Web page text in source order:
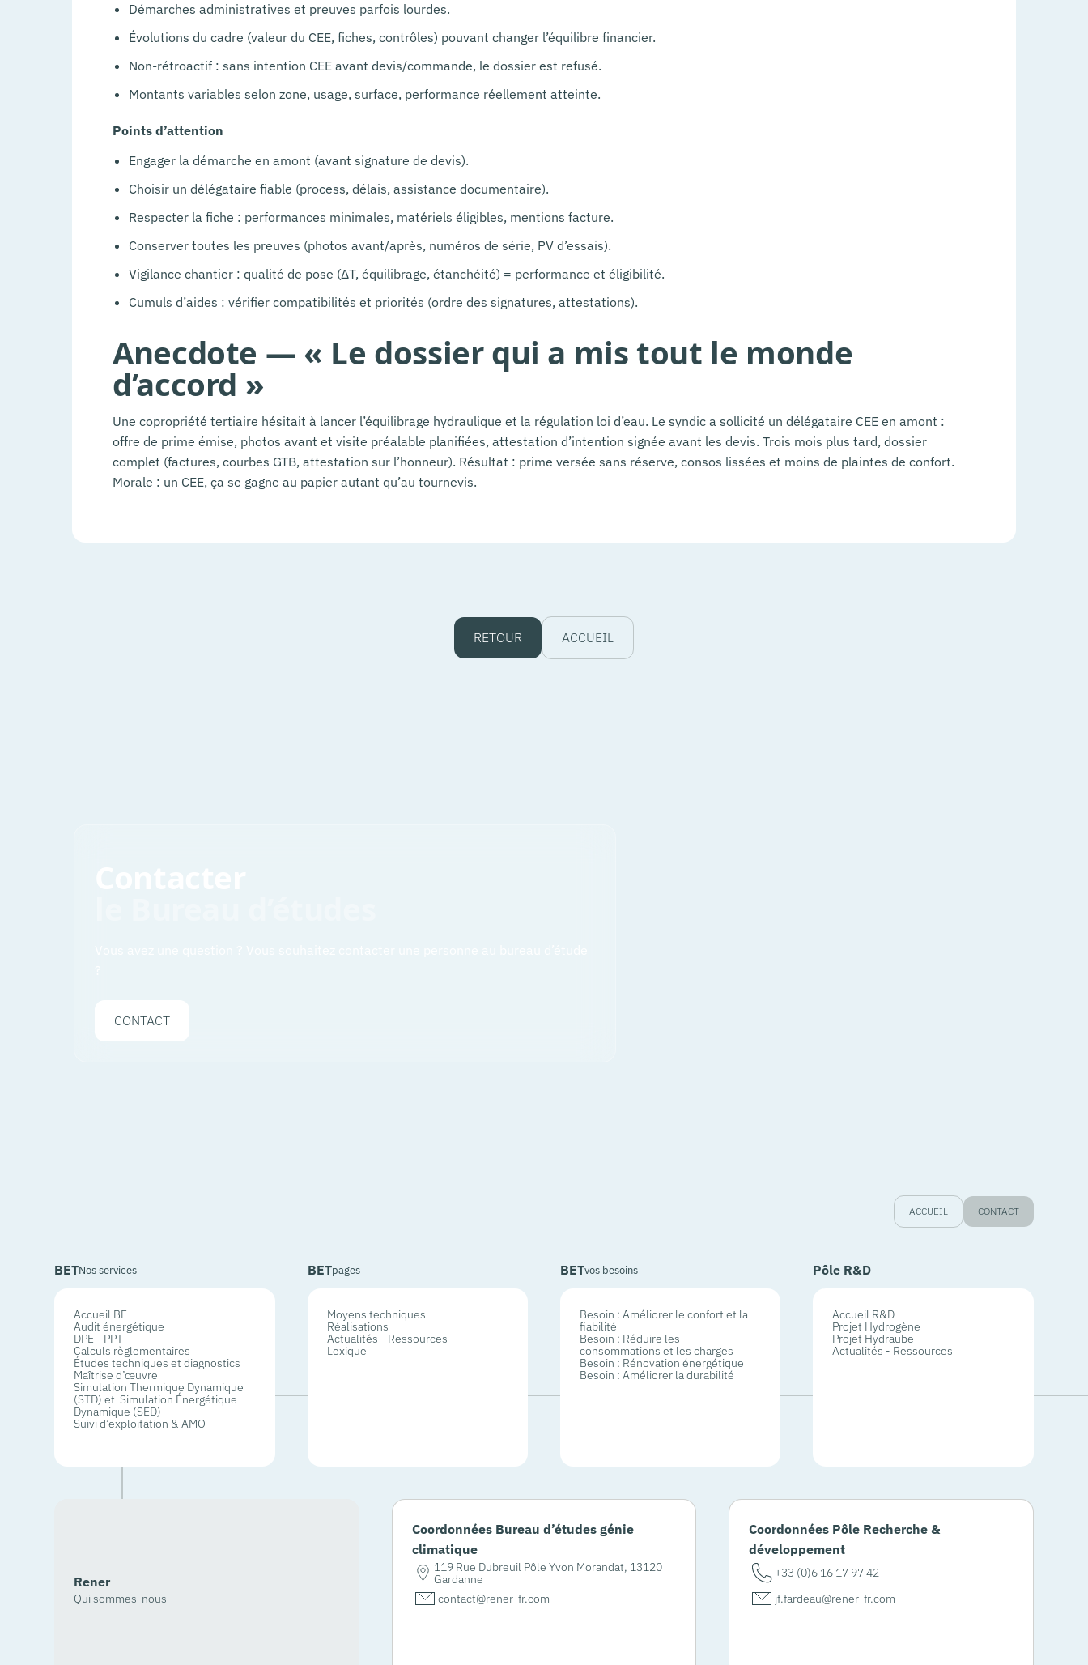
Démarches administratives et preuves parfois lourdes.
Évolutions du cadre (valeur du CEE, fiches, contrôles) pouvant changer l’équilibre financier.
Non-rétroactif : sans intention CEE avant devis/commande, le dossier est refusé.
Montants variables selon zone, usage, surface, performance réellement atteinte.
Points d’attention
Engager la démarche en amont (avant signature de devis).
Choisir un délégataire fiable (process, délais, assistance documentaire).
Respecter la fiche : performances minimales, matériels éligibles, mentions facture.
Conserver toutes les preuves (photos avant/après, numéros de série, PV d’essais).
Vigilance chantier : qualité de pose (ΔT, équilibrage, étanchéité) = performance et éligibilité.
Cumuls d’aides : vérifier compatibilités et priorités (ordre des signatures, attestations).
Anecdote — « Le dossier qui a mis tout le monde
d’accord »
Une copropriété tertiaire hésitait à lancer l’équilibrage hydraulique et la régulation loi d’eau. Le syndic a sollicité un délégataire CEE en amont :
offre de prime émise, photos avant et visite préalable planifiées, attestation d’intention signée avant les devis. Trois mois plus tard, dossier
complet (factures, courbes GTB, attestation sur l’honneur). Résultat : prime versée sans réserve, consos lissées et moins de plaintes de confort.
Morale : un CEE, ça se gagne au papier autant qu’au tournevis.
RETOUR ACCUEIL
CONTACT
ACCUEIL CONTACT
BETNos services
Accueil BE
Audit énergétique
DPE - PPT
Calculs règlementaires
Études techniques et diagnostics
Maîtrise d’œuvre
Simulation Thermique Dynamique
(STD) et Simulation Énergétique
Dynamique (SED)
Suivi d’exploitation & AMO
BETpages
Moyens techniques
Réalisations
Actualités - Ressources
Lexique
BETvos besoins
Besoin : Améliorer le confort et la
fiabilité
Besoin : Réduire les
consommations et les charges
Besoin : Rénovation énergétique
Besoin : Améliorer la durabilité
Pôle R&D
Accueil R&D
Projet Hydrogène
Projet Hydraube
Actualités - Ressources
Rener
Qui sommes-nous
Coordonnées Bureau d’études génie
climatique
119 Rue Dubreuil Pôle Yvon Morandat, 13120
Gardanne
contact@rener-fr.com
Coordonnées Pôle Recherche &
développement
+33 (0)6 16 17 97 42
jf.fardeau@rener-fr.com